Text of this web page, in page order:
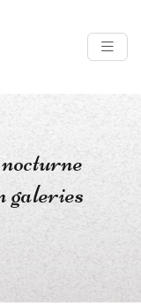
galeries